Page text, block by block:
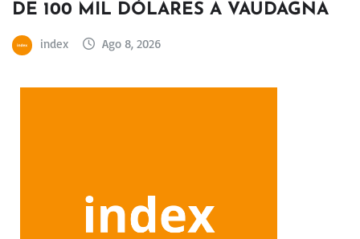
DE 100 MIL DÓLARES A VAUDAGNA
index Ago 8, 2026